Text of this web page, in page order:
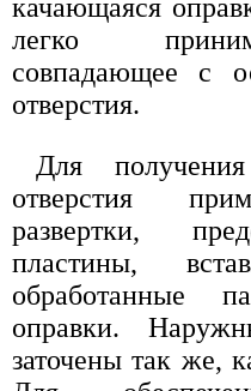
качающаяся
легко
совпадающее с
отверстия.
Для
отверстия
развертки,
пластины,
обработанные
оправки.
заточены так же,